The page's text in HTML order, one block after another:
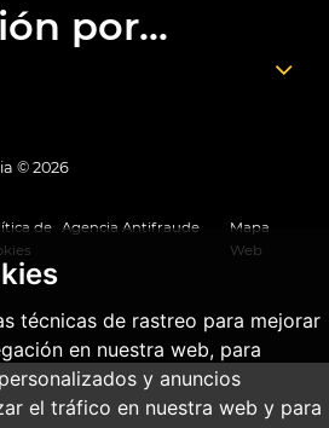
técnicas de rastreo para mejorar
en nuestra web, para
y anuncios
el tráfico en nuestra web y para
por...
© 2026
de Agencia Antifraude
Mapa
Web